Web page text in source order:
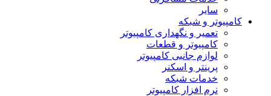
سایر
کامپیوتر و شبکه
تعمیر و نگهداری کامپیوتر
کامپیوتر و قطعات
لوازم جانبی کامپیوتر
پرینتر و اسکنر
خدمات شبکه
نرم افزار کامپیوتر